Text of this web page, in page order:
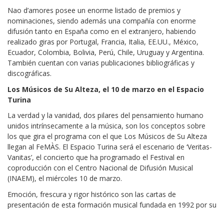
Nao d’amores posee un enorme listado de premios y
nominaciones, siendo además una compañía con enorme
difusión tanto en España como en el extranjero, habiendo
realizado giras por Portugal, Francia, Italia, EE.UU., México,
Ecuador, Colombia, Bolivia, Perú, Chile, Uruguay y Argentina.
También cuentan con varias publicaciones bibliográficas y
discográficas.
Los Músicos de Su Alteza, el 10 de marzo en el Espacio
Turina
La verdad y la vanidad, dos pilares del pensamiento humano
unidos intrínsecamente a la música, son los conceptos sobre
los que gira el programa con el que Los Músicos de Su Alteza
llegan al FeMÀS. El Espacio Turina será el escenario de ‘Veritas-
Vanitas’, el concierto que ha programado el Festival en
coproducción con el Centro Nacional de Difusión Musical
(INAEM), el miércoles 10 de marzo.
Emoción, frescura y rigor histórico son las cartas de
presentación de esta formación musical fundada en 1992 por su